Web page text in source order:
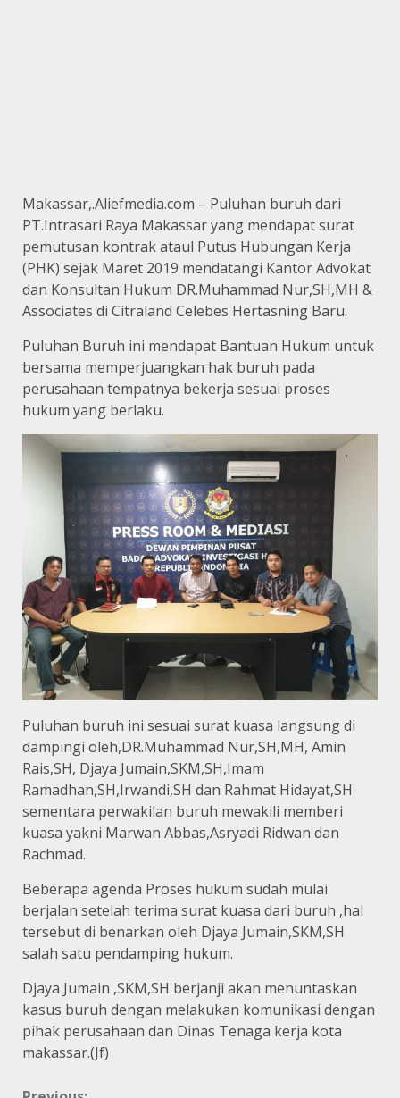
Makassar,.Aliefmedia.com – Puluhan buruh dari
PT.Intrasari Raya Makassar yang mendapat surat
pemutusan kontrak ataul Putus Hubungan Kerja
(PHK) sejak Maret 2019 mendatangi Kantor Advokat
dan Konsultan Hukum DR.Muhammad Nur,SH,MH &
Associates di Citraland Celebes Hertasning Baru.
Puluhan Buruh ini mendapat Bantuan Hukum untuk
bersama memperjuangkan hak buruh pada
perusahaan tempatnya bekerja sesuai proses
hukum yang berlaku.
Puluhan buruh ini sesuai surat kuasa langsung di
dampingi oleh,DR.Muhammad Nur,SH,MH, Amin
Rais,SH, Djaya Jumain,SKM,SH,Imam
Ramadhan,SH,Irwandi,SH dan Rahmat Hidayat,SH
sementara perwakilan buruh mewakili memberi
kuasa yakni Marwan Abbas,Asryadi Ridwan dan
Rachmad.
Beberapa agenda Proses hukum sudah mulai
berjalan setelah terima surat kuasa dari buruh ,hal
tersebut di benarkan oleh Djaya Jumain,SKM,SH
salah satu pendamping hukum.
Djaya Jumain ,SKM,SH berjanji akan menuntaskan
kasus buruh dengan melakukan komunikasi dengan
pihak perusahaan dan Dinas Tenaga kerja kota
makassar.(Jf)